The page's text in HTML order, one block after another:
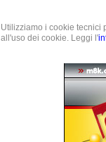
Utilizziamo i cookie tecnici
all'uso dei cookie. Leggi l'